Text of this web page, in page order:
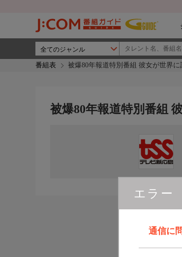
番組表 被爆80年報道特別番組 彼女が世界に
エラー
通信に
被爆80年報道特別番組